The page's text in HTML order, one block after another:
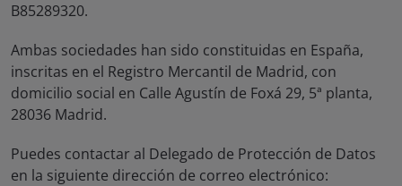
B85289320.
Ambas sociedades han sido constituidas en España,
inscritas en el Registro Mercantil de Madrid, con
domicilio social en Calle Agustín de Foxá 29, 5ª planta,
28036 Madrid.
Puedes contactar al Delegado de Protección de Datos
en la siguiente dirección de correo electrónico: